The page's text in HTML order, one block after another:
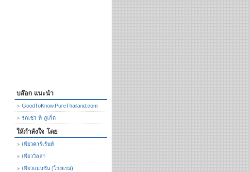
บล๊อก แนะนำ
GoodToKnow.PureThailand.com
รถเช่า-ที่-ภูเก็ต
ให้กำลังใจ โดย
เพียวคาร์เร้นท์
เพียววิลล่า
เพียวแมนชั่น (โรงแรม)